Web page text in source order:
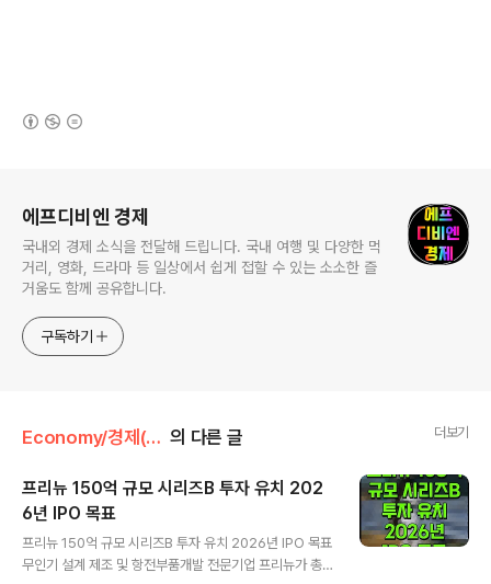
에프디비엔 경제
국내외 경제 소식을 전달해 드립니다. 국내 여행 및 다양한 먹
거리, 영화, 드라마 등 일상에서 쉽게 접할 수 있는 소소한 즐
거움도 함께 공유합니다.
구독하기
Economy/경제(산업·정책) 의 다른 글 더보기
프리뉴 150억 규모 시리즈B 투자 유치 202
6년 IPO 목표
프리뉴 150억 규모 시리즈B 투자 유치 2026년 IPO 목표
무인기 설계 제조 및 항전부품개발 전문기업 프리뉴가 총 1